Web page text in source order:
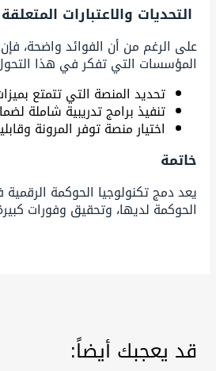
التحديات والاعتبارات
على الرغم من أن الفوائد واضحة، فإن
المؤسسات التي تفكر في هذا
تحديد المنصة التي تتمتع
تنفيذ برامج تدريبية شاملة
اختيار منصة توفر المرونة
خاتمة
يعد دمج تكنولوجيا الحوكمة
الحوكمة لديها، وتحقيق وفورات
قد يعجبك أيضاً: